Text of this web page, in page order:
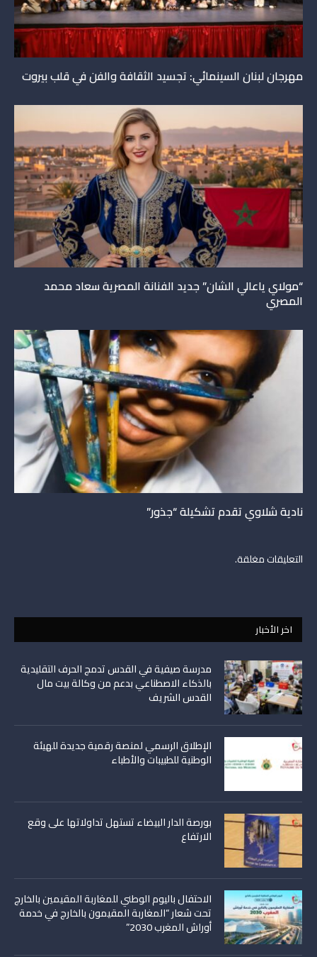
مهرجان لبنان السينمائي: تجسيد الثقافة والفن في قلب بيروت
“مولاي ياعالي الشان” جديد الفنانة المصرية سعاد محمد
المصري
نادية شلاوي تقدم تشكيلة “جذور”
التعليقات مغلقة.
اخر الأخبار
مدرسة صيفية في القدس تدمج الحرف التقليدية
بالذكاء الاصطناعي بدعم من وكالة بيت مال
القدس الشريف
الإطلاق الرسمي لمنصة رقمية جديدة للهيئة
الوطنية للطبيبات والأطباء
بورصة الدار البيضاء تستهل تداولاتها على وقع
الارتفاع
الاحتفال باليوم الوطني للمغاربة المقيمين بالخارج
تحت شعار “المغاربة المقيمون بالخارج في خدمة
أوراش المغرب 2030”